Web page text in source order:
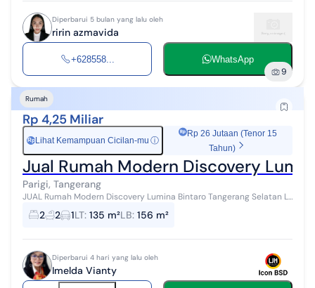
Diperbarui 5 bulan yang lalu oleh
ririn azmavida
+628558... WhatsApp
9
Rumah
Rp 4,25 Miliar
Rp Lihat Kemampuan Cicilan-mu ⓘ
Rp 26 Jutaan (Tenor 15
Tahun)
Jual Rumah Modern Discovery
Parigi, Tangerang
JUAL Rumah Modern Discovery Lumina Bintaro Tangerang Selatan LT
: 135 m2 LB : 156 m2 Kamar Tidur 2 Kamar Mandi 2 Kamar mandi
tamu 1 Water Heater 1...
2 2 1LT: 135 m²LB: 156 m²
Diperbarui 4 hari yang lalu oleh
Imelda Vianty